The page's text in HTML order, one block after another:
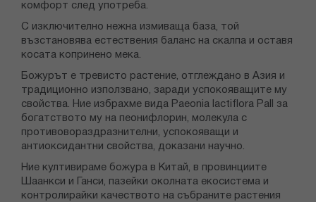
комфорт след употреба.
С изключително нежна измиваща база, той
възстановява естествения баланс на скалпа и оставя
косата копринено мека.
Божурът е тревисто растение, отглеждано в Азия и
традиционно използвано, заради успокояващите му
свойства. Ние избрахме вида Paeonia lactiflora Pall за
богатството му на пеонифлорин, молекула с
противовораздразнителни, успокояващи и
антиоксидантни свойства, доказани научно.
Ние култивираме божура в Китай, в провинциите
Шаанкси и Ганси, пазейки околната екосистема и
контролирайки качеството на събраните растения